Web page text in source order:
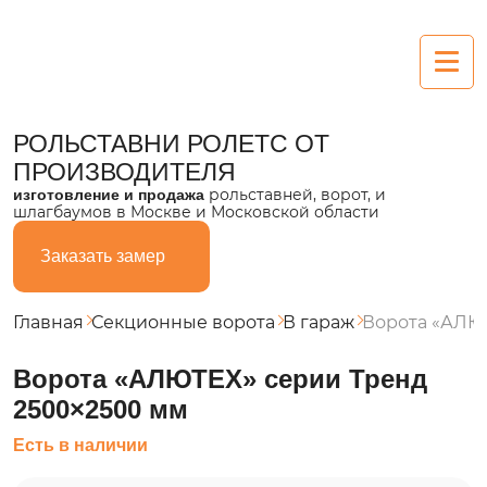
Алюминиевые
Пластиковые
Из поликарбоната
Секционные
Въездные
РОЛЬСТАВНИ РОЛЕТС ОТ
ПРОИЗВОДИТЕЛЯ
изготовление и продажа рольставней, ворот, и
шлагбаумов в Москве и Московской области
Заказать замер
Главная Секционные ворота В гараж Ворота
Ворота «АЛЮТЕХ» серии Тренд
2500×2500 мм
Есть в наличии